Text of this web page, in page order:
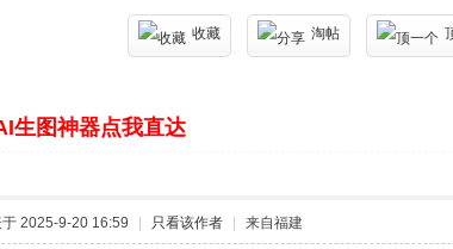
收藏 淘帖
生图神器点我直达
2025-9-20 16:59 只看该作者 来自福建